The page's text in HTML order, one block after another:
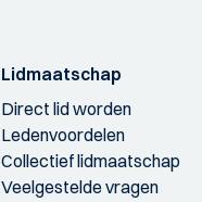
Lidmaatschap
Direct lid worden
Ledenvoordelen
Collectief lidmaatschap
Veelgestelde vragen